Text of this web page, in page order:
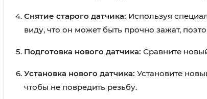
Снятие старого датчика: Используя
виду, что он может быть прочно зажат,
Подготовка нового датчика: Сравните
Установка нового датчика: Установите
чтобы не повредить резьбу.